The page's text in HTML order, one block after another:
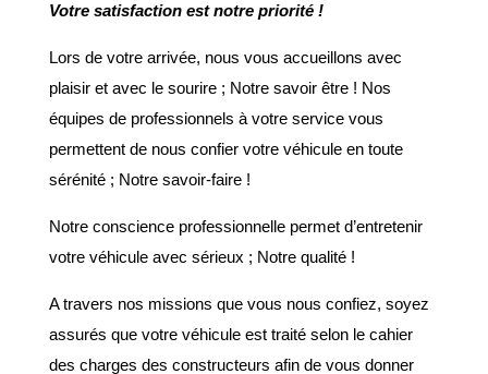
Votre satisfaction est notre priorité !
Lors de votre arrivée, nous vous accueillons avec
plaisir et avec le sourire ; Notre savoir être ! Nos
équipes de professionnels à votre service vous
permettent de nous confier votre véhicule en toute
sérénité ; Notre savoir-faire !
Notre conscience professionnelle permet d’entretenir
votre véhicule avec sérieux ; Notre qualité !
A travers nos missions que vous nous confiez, soyez
assurés que votre véhicule est traité selon le cahier
des charges des constructeurs afin de vous donner